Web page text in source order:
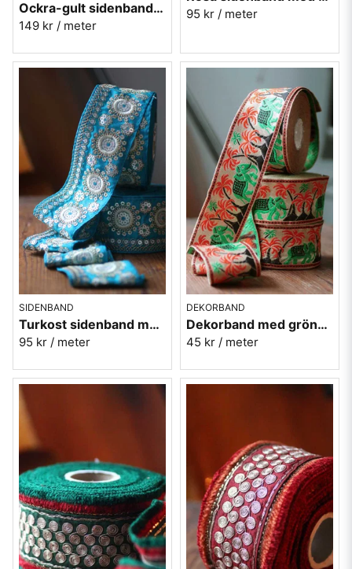
Ockra-gult sidenband med röda blommor 11,5cm
149 kr / meter
95 kr / meter
SIDENBAND
Turkost sidenband med silverbroderi 6,5cm
95 kr / meter
DEKORBAND
Dekorband med gröna elefanter - 6 cm
45 kr / meter